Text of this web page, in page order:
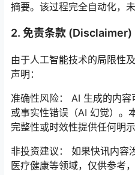
摘要。该过程完全自动化，
2. 免责条款 (Disclaimer)
由于人工智能技术的局限性
声明：
准确性风险： AI 生成的内
或事实性错误（AI 幻觉）。
完整性或时效性提供任何明
非投资建议： 如果快讯内容
医疗健康等领域，仅供参考